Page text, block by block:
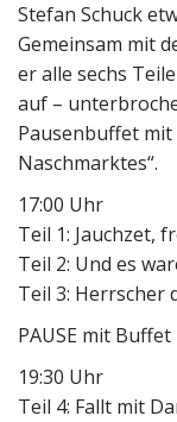
Stefan Schuck
Gemeinsam mit
er alle sechs
auf –
Pausenbuffet mit
Naschmarktes“.
17:00 Uhr
Teil 1: Jauchzet,
Teil 2: Und es
Teil 3: Herrscher
PAUSE mit Buffet
19:30 Uhr
Teil 4: Fallt mit